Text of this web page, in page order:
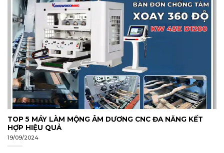
TOP 5 MÁY LÀM MỘNG ÂM DƯƠNG CNC ĐA NĂNG KẾT
HỢP HIỆU QUẢ
19/09/2024